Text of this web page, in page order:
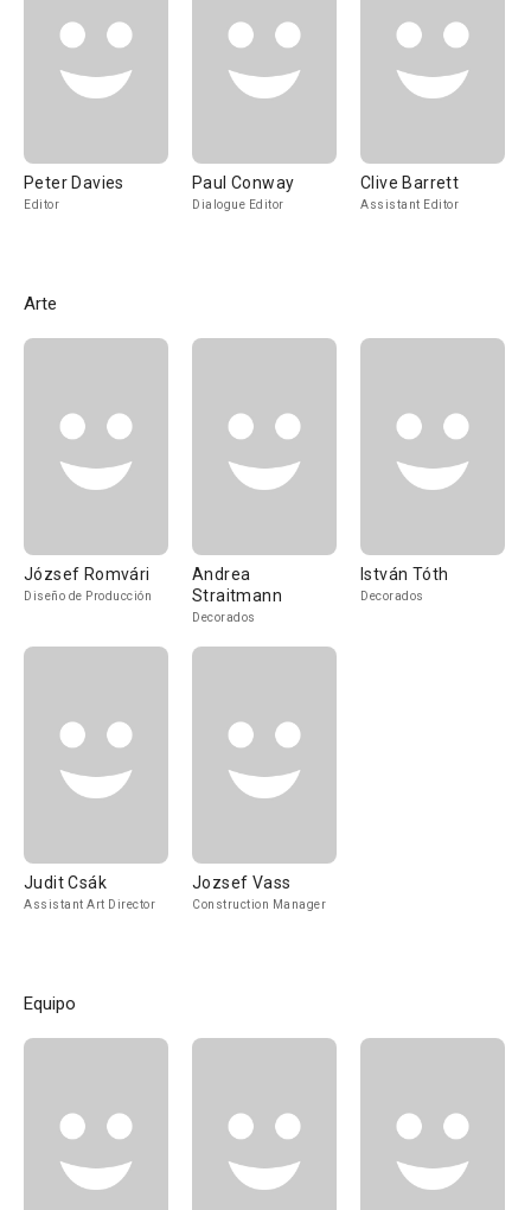
Peter Davies
Editor
Paul Conway
Dialogue Editor
Clive Barrett
Assistant Editor
Arte
József Romvári
Diseño de Producción
Andrea
Straitmann
Decorados
István Tóth
Decorados
Judit Csák
Assistant Art Director
Jozsef Vass
Construction Manager
Equipo